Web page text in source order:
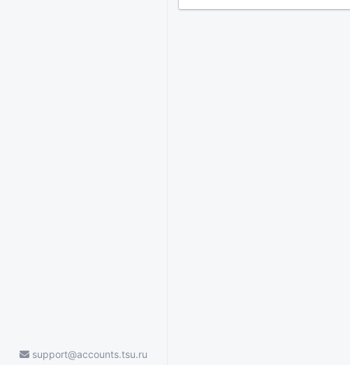
support@accounts.tsu.ru